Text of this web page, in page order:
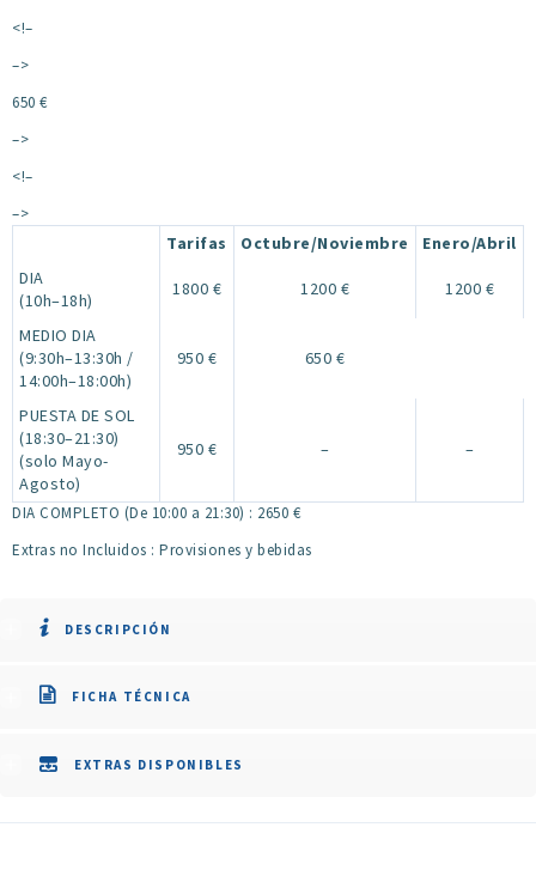
<!–
–>
650 €
–>
<!–
–>
Tarifas Octubre/Noviembre
Enero/Abril
DIA
(10h–18h)
1800 € 1200 € 1200 €
MEDIO DIA
(9:30h–13:30h /
14:00h–18:00h)
950 € 650 €
PUESTA DE SOL
(18:30–21:30)
(solo Mayo-
Agosto)
950 € – –
DIA COMPLETO (De 10:00 a 21:30) : 2650 €
Extras no Incluidos : Provisiones y bebidas
DESCRIPCIÓN
FICHA TÉCNICA
EXTRAS DISPONIBLES